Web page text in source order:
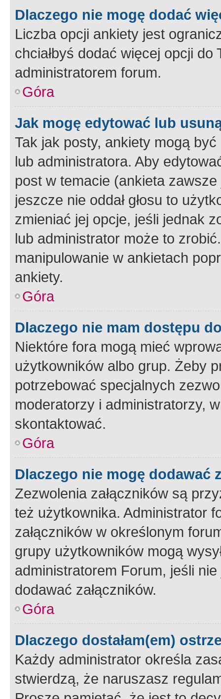
Dlaczego nie mogę dodać
Liczba opcji ankiety jest
chciałbyś dodać więcej opcji
administratorem forum.
Góra
Jak mogę edytować lub
Tak jak posty, ankiety mogą
lub administratora. Aby
post w temacie (ankieta
jeszcze nie oddał głosu to
zmieniać jej opcje, jeśli jednak
lub administrator może to
manipulowanie w ankietach
ankiety.
Góra
Dlaczego nie mam dostępu
Niektóre fora mogą mieć
użytkowników albo grup. Żeby
potrzebować specjalnych
moderatorzy i administratorzy,
skontaktować.
Góra
Dlaczego nie mogę dodawać
Zezwolenia załączników są
też użytkownika. Administrator
załączników w określonym
grupy użytkowników mogą
administratorem Forum, jeśli
dodawać załączników.
Góra
Dlaczego dostałam(em)
Każdy administrator określa
stwierdzą, że naruszasz